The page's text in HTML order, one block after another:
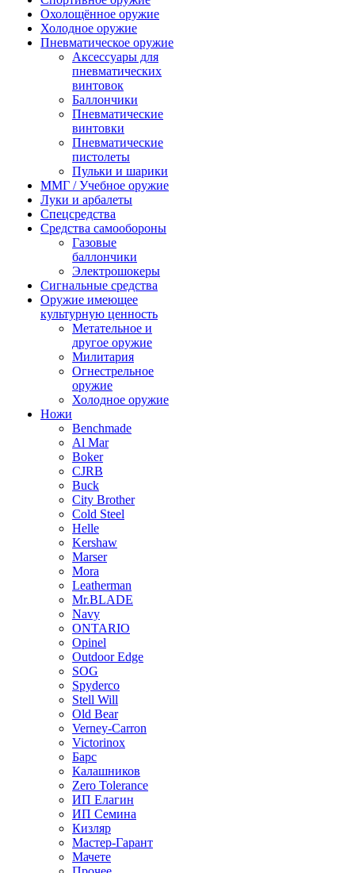
Охолощённое оружие
Холодное оружие
Пневматическое оружие
Аксессуары для
пневматических
винтовок
Баллончики
Пневматические
винтовки
Пневматические
пистолеты
Пульки и шарики
ММГ / Учебное оружие
Луки и арбалеты
Спецсредства
Средства самообороны
Газовые
баллончики
Электрошокеры
Сигнальные средства
Оружие имеющее
культурную ценность
Метательное и
другое оружие
Милитария
Огнестрельное
оружие
Холодное оружие
Ножи
Benchmade
Al Mar
Boker
CJRB
Buck
City Brother
Cold Steel
Helle
Kershaw
Marser
Mora
Leatherman
Mr.BLADE
Navy
ONTARIO
Opinel
Outdoor Edge
SOG
Spyderco
Stell Will
Old Bear
Verney-Carron
Victorinox
Барс
Калашников
Zero Tolerance
ИП Елагин
ИП Семина
Кизляр
Мастер-Гарант
Мачете